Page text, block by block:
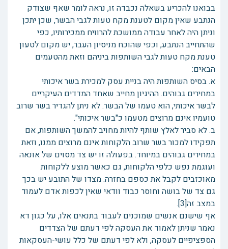
בבואנו להכריע בשאלה נכבדה זו, נראה לומר שאף שצודק
הנתבע שאין מקום לטענת מקח טעות לגבי הבשר, שכן יתכן
וניתן היה לאחר עבודה ממושכת להרוויח ממכירותיו, כפי
שהתחייב הנתבע, וכפי שהוכח מניסיון העבר, יש מקום לטעון
טענת מקח טעות לגבי השותפות ביניהם וזאת מהטעמים
הבאים:
א. בסיס השותפות היה בניית עסק למכירת בשר איכותי
במחירים גבוהים. ההיגיון מחייב שאחד המדדים העיקריים
לבשר איכותי, הוא טעמו של הבשר. לא ניתן להגדיר בשר שרוב
טועמיו אינם מרוצים מטעמו כ"בשר איכותי".
ב. לא סביר לאלץ שותף להיות מחויב להמשך השותפות, אם
תפקידו למכור בשר שרוב הלקוחות אינם מרוצים ממנו, וזאת
במחירים גבוהים במיוחד. בפעולה זו יש צד מסוים של אונאה
ועוגמת נפש כלפי הלקוחות, גם כאשר מוצע ללקוחות
מאוכזבים לקבל את כספם בחזרה. מצדו של התובע יש בכך
גם צד של בושה וחוסר כבוד וודאי שאין לכפות אדם לעמוד
במצב זה[3].
אף שישנם אנשים שמוכנים לעבוד בתנאים אלו, על כגון דא
נאמר שניתן לאמוד את העסקה לפי דעתם של הצדדים
הספציפיים לעסקה, ולא לפי דעתם של כלל עושי-העסקאות